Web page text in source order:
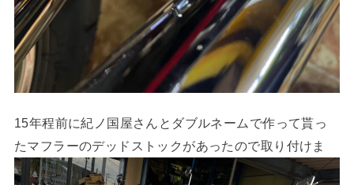
15年程前に紀ノ国屋さんとダブルネームで作って貰っ
たマフラーのデッドストックがあったので取り付けま